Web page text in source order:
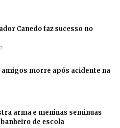
Canedo faz sucesso no
amigos morre após acidente na
arma e meninas seminuas
de escola